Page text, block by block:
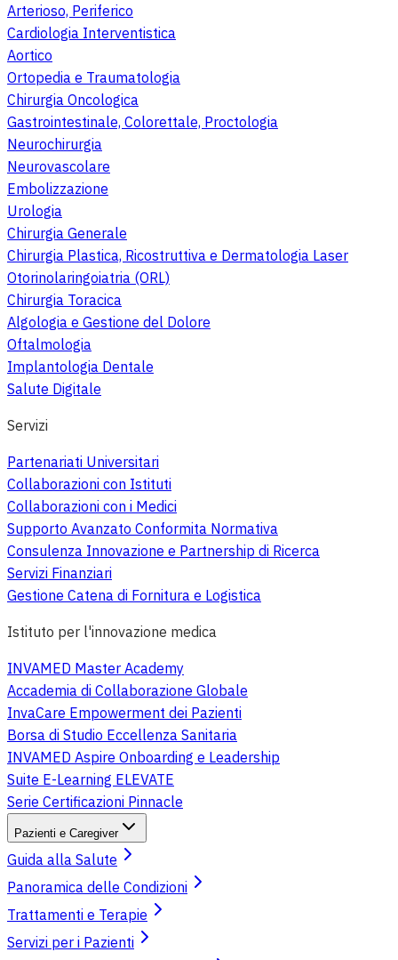
Arterioso, Periferico
Cardiologia Interventistica
Aortico
Ortopedia e Traumatologia
Chirurgia Oncologica
Gastrointestinale, Colorettale, Proctologia
Neurochirurgia
Neurovascolare
Embolizzazione
Urologia
Chirurgia Generale
Chirurgia Plastica, Ricostruttiva e Dermatologia Laser
Otorinolaringoiatria (ORL)
Chirurgia Toracica
Algologia e Gestione del Dolore
Oftalmologia
Implantologia Dentale
Salute Digitale
Servizi
Partenariati Universitari
Collaborazioni con Istituti
Collaborazioni con i Medici
Supporto Avanzato Conformita Normativa
Consulenza Innovazione e Partnership di Ricerca
Servizi Finanziari
Gestione Catena di Fornitura e Logistica
Istituto per l'innovazione medica
INVAMED Master Academy
Accademia di Collaborazione Globale
InvaCare Empowerment dei Pazienti
Borsa di Studio Eccellenza Sanitaria
INVAMED Aspire Onboarding e Leadership
Suite E-Learning ELEVATE
Serie Certificazioni Pinnacle
Pazienti e Caregiver
Guida alla Salute
Panoramica delle Condizioni
Trattamenti e Terapie
Servizi per i Pazienti